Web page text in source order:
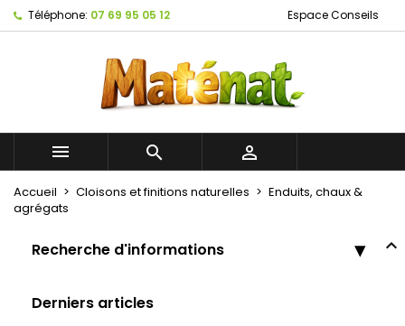
Téléphone: 07 69 95 05 12 Espace Conseils
  
Accueil Cloisons et finitions naturelles
Enduits, chaux &
agrégats
Recherche d'informations
Derniers articles